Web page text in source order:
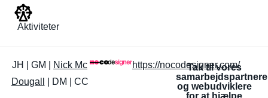
Aktiviteter
Tak til vores
samarbejdspartnere
og webudviklere
for at hjælpe
https://nocodesigner.com/
JH | GM |
Nick Mc
Dougall
| DM | CC